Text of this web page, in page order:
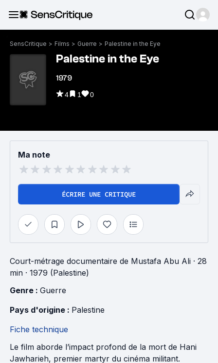
SensCritique > Films > Guerre > Palestine in the Eye
Palestine in the Eye
1979
4 1 0
Ma note
ÉCRIRE UNE CRITIQUE
Court-métrage documentaire de Mustafa Abu Ali · 28
min · 1979 (Palestine)
Genre : Guerre
Pays d'origine : Palestine
Fiche technique
Le film aborde l’impact profond de la mort de Hani
Jawharieh, premier martyr du cinéma militant.